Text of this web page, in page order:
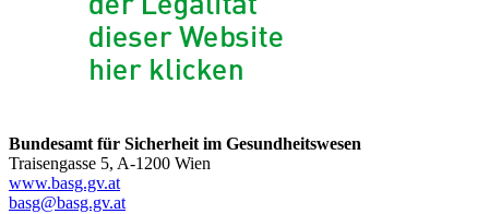
Bundesamt für Sicherheit im Gesundheitswesen
Traisengasse 5, A-1200 Wien
www.basg.gv.at
basg@basg.gv.at